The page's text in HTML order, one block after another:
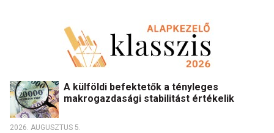
A külföldi befektetők a tényleges
makrogazdasági stabilitást értékelik
2026. AUGUSZTUS 5.